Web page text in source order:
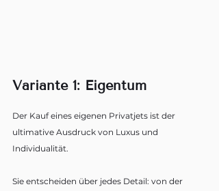
Variante 1: Eigentum
Der Kauf eines eigenen Privatjets ist der
ultimative Ausdruck von Luxus und
Individualität.
Sie entscheiden über jedes Detail: von der